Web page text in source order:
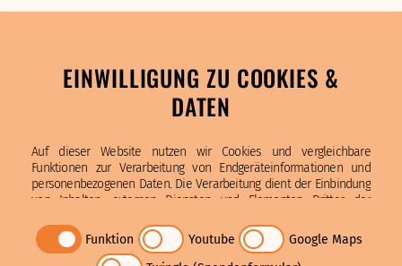
EINWILLIGUNG ZU COOKIES &
DATEN
Auf dieser Website nutzen wir Cookies und vergleichbare
Funktionen zur Verarbeitung von Endgeräteinformationen und
personenbezogenen Daten. Die Verarbeitung dient der Einbindung
von Inhalten, externen Diensten und Elementen Dritter, der
der Einbindung sozialer Medien. Je nach Funktion werden dabei
Daten an Dritte weitergegeben und von diesen verarbeitet. Diese
Funktion Youtube
Google Maps
Katholische Bonifatiusschule
Bonifatiusstraße 2, 21107 Hamburg